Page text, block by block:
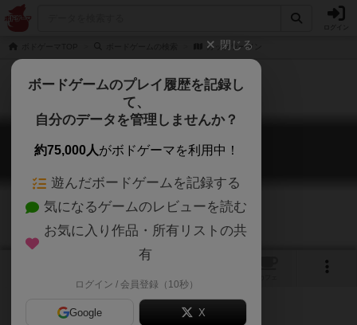
カップラーメン
カップラーメン
CUP RAMEN
閉じる
ボードゲームのプレイ履歴を記録し
て、
自分のデータを管理しませんか？
約75,000人がボドゲーマを利用中！
遊んだボードゲームを記録する
気になるゲームのレビューを読む
お気に入り作品・所有リストの共
有
ログイン / 会員登録（10秒）
Google X